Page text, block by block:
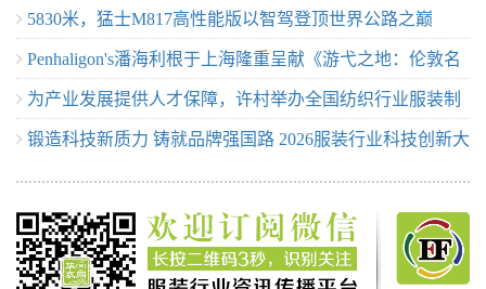
工技能竞赛许村选拔赛开赛
5830米，猛士M817高性能版以智驾登顶世界公路之巅
Penhaligon's潘海利根于上海隆重呈献《游弋之地：伦敦名
流录》主题展览 致敬肖像兽首系列十周年传奇篇章
为产业发展提供人才保障，许村举办全国纺织行业服装制
版师/缝纫工职业技能竞赛选拔赛
锻造科技新质力 铸就品牌强国路 2026服装行业科技创新大
会在杭州临平召开